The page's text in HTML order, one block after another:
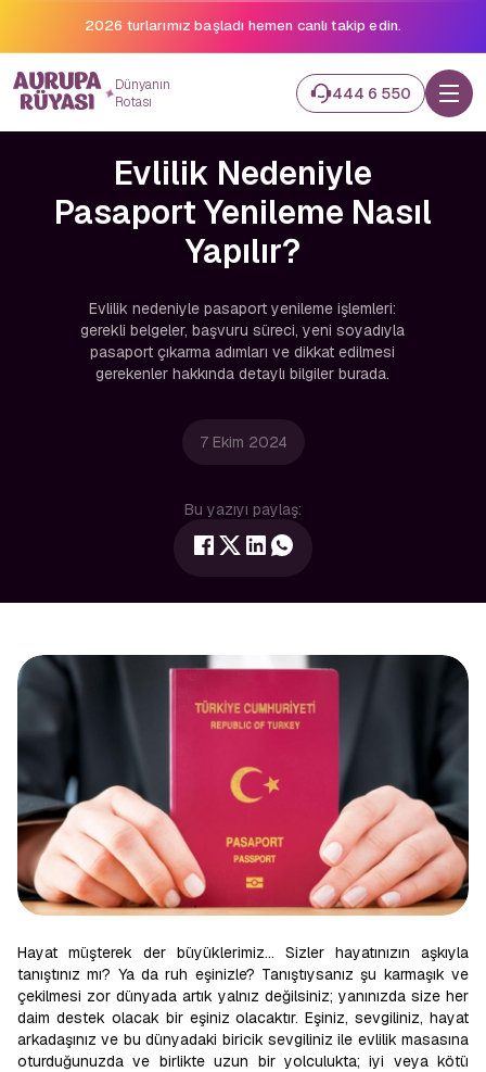
2026 turlarımız başladı hemen canlı takip edin.
Dünyanın
Rotası
444 6 550
Evlilik Nedeniyle
Pasaport Yenileme Nasıl
Yapılır?
Evlilik nedeniyle pasaport yenileme işlemleri:
gerekli belgeler, başvuru süreci, yeni soyadıyla
pasaport çıkarma adımları ve dikkat edilmesi
gerekenler hakkında detaylı bilgiler burada.
7 Ekim 2024
Bu yazıyı paylaş:
Hayat müşterek der büyüklerimiz… Sizler hayatınızın aşkıyla
tanıştınız mı? Ya da ruh eşinizle? Tanıştıysanız şu karmaşık ve
çekilmesi zor dünyada artık yalnız değilsiniz; yanınızda size her
daim destek olacak bir eşiniz olacaktır. Eşiniz, sevgiliniz, hayat
arkadaşınız ve bu dünyadaki biricik sevgiliniz ile evlilik masasına
oturduğunuzda ve birlikte uzun bir yolculukta; iyi veya kötü